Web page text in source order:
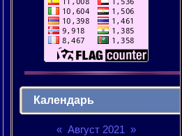
Календарь
« Август 2021 »